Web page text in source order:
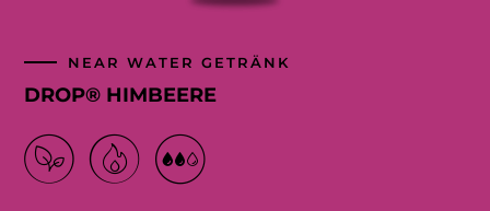
NEAR WATER GETRÄNK
DROP® HIMBEERE